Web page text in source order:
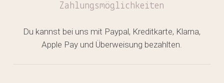
Zahlungsmöglichkeiten
Du kannst bei uns mit Paypal, Kreditkarte, Klarna,
Apple Pay und Überweisung bezahlten.